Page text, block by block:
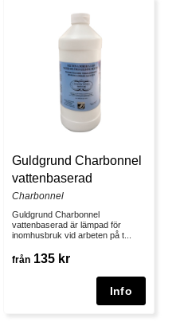
Guldgrund Charbonnel
vattenbaserad
Charbonnel
Guldgrund Charbonnel
vattenbaserad är lämpad för
inomhusbruk vid arbeten på t...
från 135 kr